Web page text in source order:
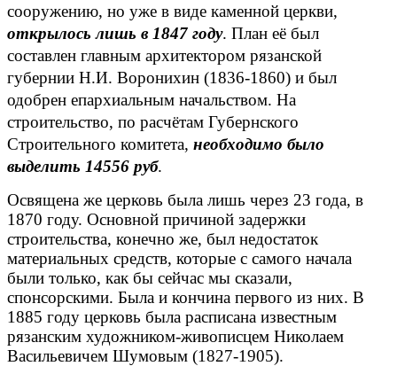
сооружению, но уже в виде каменной церкви,
открылось лишь в 1847 году. План её был
составлен главным архитектором рязанской
губернии Н.И. Воронихин (1836-1860) и был
одобрен епархиальным начальством. На
строительство, по расчётам Губернского
Строительного комитета, необходимо было
выделить 14556 руб.
Освящена же церковь была лишь через 23 года, в
1870 году. Основной причиной задержки
строительства, конечно же, был недостаток
материальных средств, которые с самого начала
были только, как бы сейчас мы сказали,
спонсорскими. Была и кончина первого из них. В
1885 году церковь была расписана известным
рязанским художником-живописцем Николаем
Васильевичем Шумовым (1827-1905).